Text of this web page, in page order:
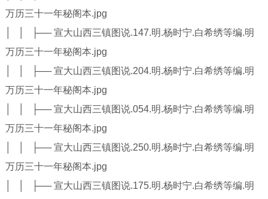
万历三十一年秘阁本.jpg
│ │ ├── 宣大山西三镇图说.147.明.杨时宁.白希绣等编.明
万历三十一年秘阁本.jpg
│ │ ├── 宣大山西三镇图说.204.明.杨时宁.白希绣等编.明
万历三十一年秘阁本.jpg
│ │ ├── 宣大山西三镇图说.054.明.杨时宁.白希绣等编.明
万历三十一年秘阁本.jpg
│ │ ├── 宣大山西三镇图说.250.明.杨时宁.白希绣等编.明
万历三十一年秘阁本.jpg
│ │ ├── 宣大山西三镇图说.175.明.杨时宁.白希绣等编.明